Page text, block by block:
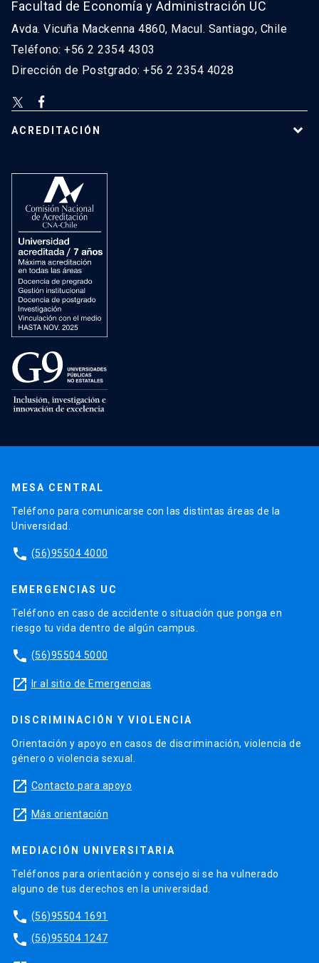
Facultad de Economía y Administración UC
Avda. Vicuña Mackenna 4860, Macul. Santiago, Chile
Teléfono: +56 2 2354 4303
Dirección de Postgrado: +56 2 2354 4028
ACREDITACIÓN
MESA CENTRAL
Teléfono para comunicarse con las distintas áreas de la
Universidad.
phone (56)95504 4000
EMERGENCIAS UC
Teléfono en caso de accidente o situación que ponga en
riesgo tu vida dentro de algún campus.
phone (56)95504 5000
launch Ir al sitio de Emergencias
DISCRIMINACIÓN Y VIOLENCIA
Orientación y apoyo en casos de discriminación, violencia de
género o violencia sexual.
launch Contacto para apoyo
launch Más orientación
MEDIACIÓN UNIVERSITARIA
Teléfonos para orientación y consejo si se ha vulnerado
alguno de tus derechos en la universidad.
phone (56)95504 1691
phone (56)95504 1247